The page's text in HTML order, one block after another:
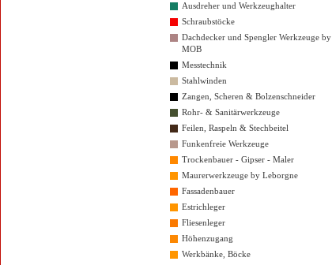
Ausdreher und Werkzeughalter
Schraubstöcke
Dachdecker und Spengler Werkzeuge by
MOB
Messtechnik
Stahlwinden
Zangen, Scheren & Bolzenschneider
Rohr- & Sanitärwerkzeuge
Feilen, Raspeln & Stechbeitel
Funkenfreie Werkzeuge
Trockenbauer - Gipser - Maler
Maurerwerkzeuge by Leborgne
Fassadenbauer
Estrichleger
Fliesenleger
Höhenzugang
Werkbänke, Böcke